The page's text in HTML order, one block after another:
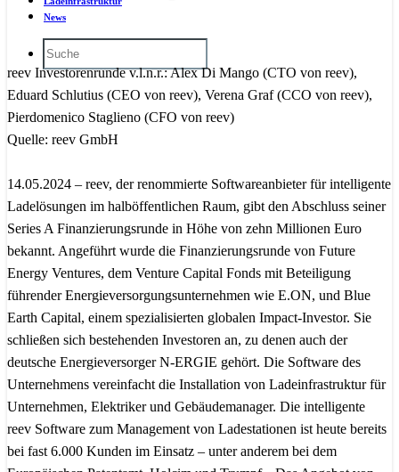
News
reev Investorenrunde v.l.n.r.: Alex Di Mango (CTO von reev),
Eduard Schlutius (CEO von reev), Verena Graf (CCO von reev),
Pierdomenico Staglieno (CFO von reev)
Quelle: reev GmbH
14.05.2024 – reev, der renommierte Softwareanbieter für intelligente
Ladelösungen im halböffentlichen Raum, gibt den Abschluss seiner
Series A Finanzierungsrunde in Höhe von zehn Millionen Euro
bekannt. Angeführt wurde die Finanzierungsrunde von Future
Energy Ventures, dem Venture Capital Fonds mit Beteiligung
führender Energieversorgungsunternehmen wie E.ON, und Blue
Earth Capital, einem spezialisierten globalen Impact-Investor. Sie
schließen sich bestehenden Investoren an, zu denen auch der
deutsche Energieversorger N-ERGIE gehört. Die Software des
Unternehmens vereinfacht die Installation von Ladeinfrastruktur für
Unternehmen, Elektriker und Gebäudemanager. Die intelligente
reev Software zum Management von Ladestationen ist heute bereits
bei fast 6.000 Kunden im Einsatz – unter anderem bei dem